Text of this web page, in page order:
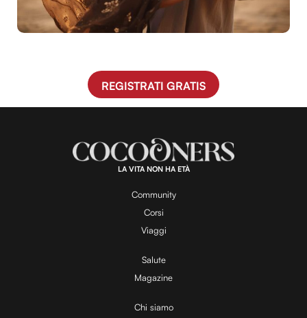
REGISTRATI GRATIS
LA VITA NON HA ETÀ
Community
Corsi
Viaggi
Salute
Magazine
Chi siamo